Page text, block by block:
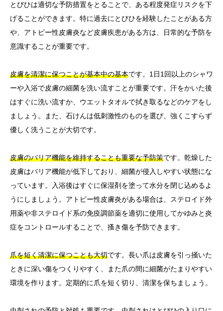
とびひは適切な予防措置をとることで、ある程度発症リスクを下
げることができます。特に過去にとびひを経験したことがある方
や、アトピー性皮膚炎など皮膚疾患がある方は、日常的な予防を
意識することが重要です。
皮膚を清潔に保つことが基本中の基本です。1日1回以上のシャワ
ーや入浴で皮膚の細菌を洗い流すことが重要です。汗をかいた後
はすぐに洗い流すか、ウエットタオルで拭き取るなどのケアをし
ましょう。また、石けんは低刺激性のものを選び、強くこすらず
優しく洗うことが大切です。
皮膚のバリア機能を維持することも重要な予防策です。乾燥した
皮膚はバリア機能が低下しており、細菌が侵入しやすい状態にな
っています。入浴後はすぐに保湿剤を塗って水分を閉じ込めるよ
うにしましょう。アトピー性皮膚炎がある場合は、ステロイド外
用薬や非ステロイド系の免疫調節薬を適切に使用してかゆみと炎
症をコントロールすることで、搔き傷を予防できます。
爪を短く清潔に保つことも大切です。長い爪は皮膚を引っ掻いた
ときに深い傷をつくりやすく、また爪の間に細菌がたまりやすい
環境を作ります。定期的に爪を短く切り、清潔を保ちましょう。